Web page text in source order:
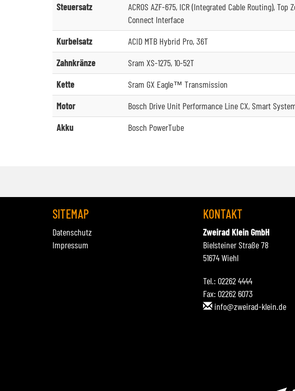
Steuersatz
ACROS AZF-675, ICR (Integrated Cable Routing),
Connect Interface
Kurbelsatz
ACID MTB Hybrid Pro, 36T
Zahnkränze
Sram XS-1275, 10-52T
Kette
Sram GX Eagle™ Transmission
Motor
Bosch Drive Unit Performance Line CX, Smart
Akku
Bosch PowerTube
SITEMAP
Datenschutz
Impressum
KONTAKT
Zweirad Klein GmbH
Bielsteiner Straße 78
51674 Wiehl
Tel.: 02262 4444
Fax: 02262 6073
info@zweirad-klein.de